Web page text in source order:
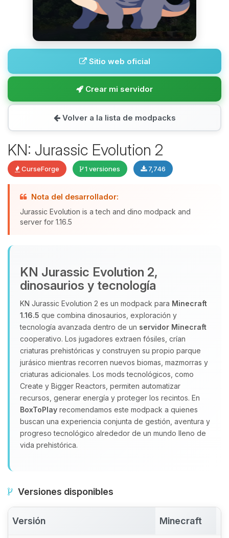
Sitio web oficial
Crear mi servidor
Volver a la lista de modpacks
KN: Jurassic Evolution 2
CurseForge 1 versiones 7,746
Nota del desarrollador:
Jurassic Evolution is a tech and dino modpack and
server for 1.16.5
KN Jurassic Evolution 2,
dinosaurios y tecnología
KN Jurassic Evolution 2 es un modpack para Minecraft
1.16.5 que combina dinosaurios, exploración y
tecnología avanzada dentro de un servidor Minecraft
cooperativo. Los jugadores extraen fósiles, crían
criaturas prehistóricas y construyen su propio parque
jurásico mientras recorren nuevos biomas, mazmorras y
criaturas adicionales. Los mods tecnológicos, como
Create y Bigger Reactors, permiten automatizar
recursos, generar energía y proteger los recintos. En
BoxToPlay recomendamos este modpack a quienes
buscan una experiencia conjunta de gestión, aventura y
progreso tecnológico alrededor de un mundo lleno de
vida prehistórica.
Versiones disponibles
Versión Minecraft
Yupi, por fin alguien con quien
hablar! Soy Choupy, tu pequeno
asistente de BoxToPlay. Cuentame